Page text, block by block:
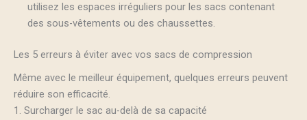
utilisez les espaces irréguliers pour les sacs contenant
des sous-vêtements ou des chaussettes.
Les 5 erreurs à éviter avec vos sacs de compression
Même avec le meilleur équipement, quelques erreurs peuvent
réduire son efficacité.
1. Surcharger le sac au-delà de sa capacité